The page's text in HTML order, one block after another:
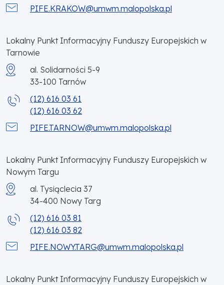
PIFE.KRAKOW@umwm.malopolska.pl
Lokalny Punkt Informacyjny Funduszy Europejskich w
Tarnowie
al. Solidarności 5-9
33-100 Tarnów
(12) 616 03 61
(12) 616 03 62
PIFE.TARNOW@umwm.malopolska.pl
Lokalny Punkt Informacyjny Funduszy Europejskich w
Nowym Targu
al. Tysiąclecia 37
34-400 Nowy Targ
(12) 616 03 81
(12) 616 03 82
PIFE.NOWY.TARG@umwm.malopolska.pl
Lokalny Punkt Informacyjny Funduszy Europejskich w